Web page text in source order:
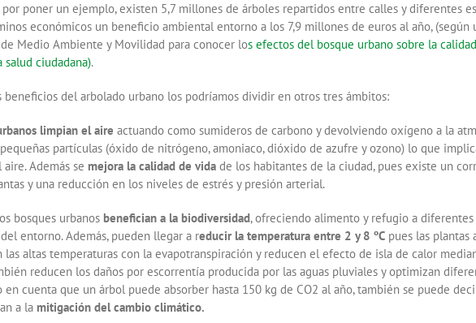
poner un ejemplo, existen 5,7 millones de árboles repartidos entre calles y diferentes
económicos un beneficio ambiental entorno a los 7,9 millones de euros al año, (según
Medio Ambiente y Movilidad para conocer los efectos del bosque urbano sobre la
ciudadana).
beneficios del arbolado urbano los podríamos dividir en otros tres ámbitos:
limpian el aire actuando como sumideros de carbono y devolviendo oxígeno a la
partículas (óxido de nitrógeno, amoniaco, dióxido de azufre y ozono) lo que
Además se mejora la calidad de vida de los habitantes de la ciudad, pues existe un
y una reducción en los niveles de estrés y presión arterial.
bosques urbanos benefician a la biodiversidad, ofreciendo alimento y refugio a
entorno. Además, pueden llegar a reducir la temperatura entre 2 y 8 ºC pues las plantas
las altas temperaturas con la evapotranspiración y reducen el efecto de isla de calor
reducen los daños por escorrentía producida por las aguas pluviales y optimizan
cuenta que un árbol puede absorber hasta 150 kg de CO2 al año, también se puede
a la mitigación del cambio climático.